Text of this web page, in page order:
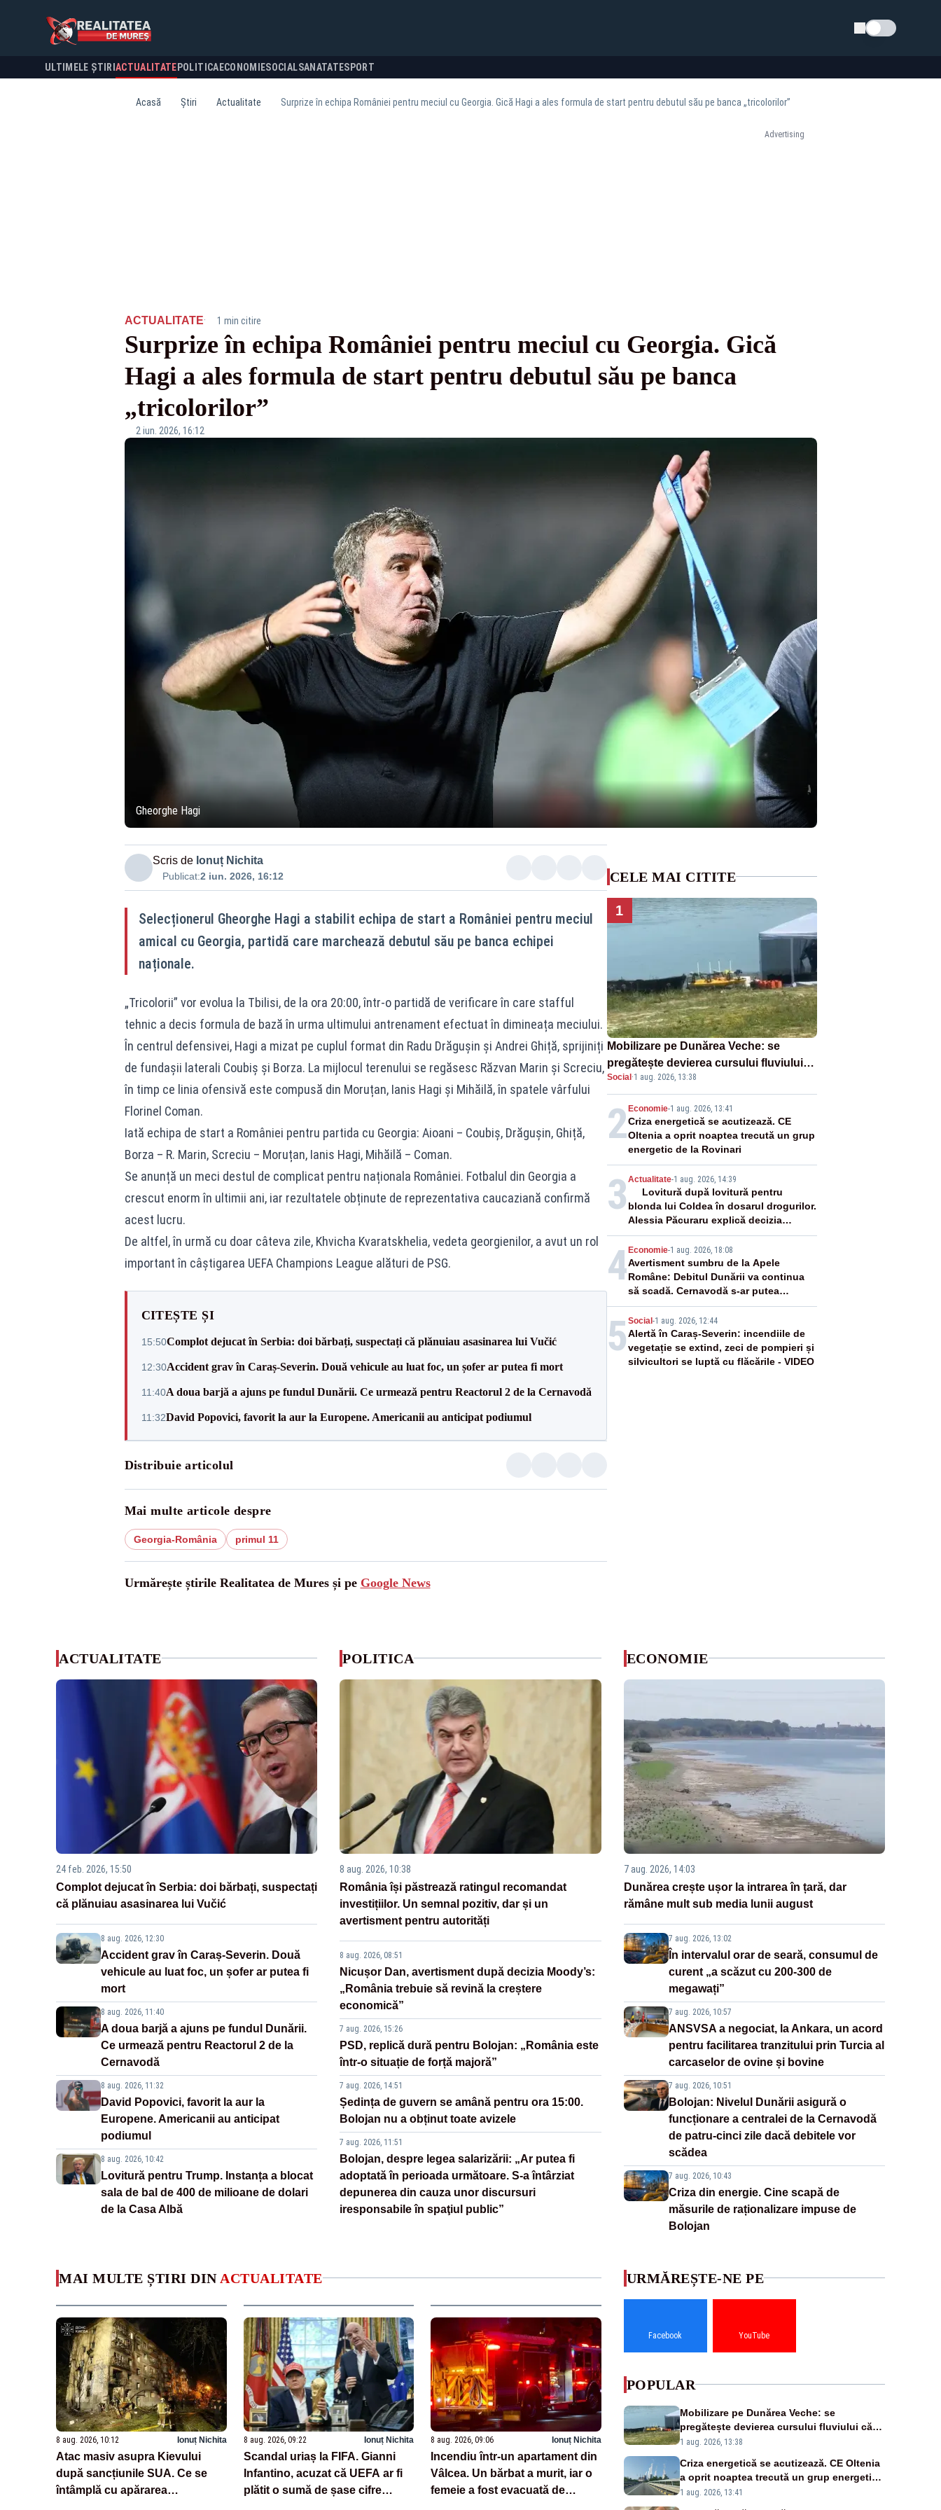
Schimba tema
ULTIMELE ȘTIRI ACTUALITATE POLITICA ECONOMIESOCIALSANATATESPORT
Acasă Știri Actualitate Surprize în echipa României pentru meciul cu Georgia. Gică Hagi a ales formula de start pentru debutul său pe banca „tricolorilor”
Advertising
ACTUALITATE· 1 min citire
Surprize în echipa României pentru meciul cu Georgia. Gică
Hagi a ales formula de start pentru debutul său pe banca
„tricolorilor”
2 iun. 2026, 16:12
Gheorghe Hagi
Scris de Ionuț Nichita
Publicat:2 iun. 2026, 16:12
Selecționerul Gheorghe Hagi a stabilit echipa de start a României pentru meciul
amical cu Georgia, partidă care marchează debutul său pe banca echipei
naționale.
„Tricolorii” vor evolua la Tbilisi, de la ora 20:00, într-o partidă de verificare în care stafful
tehnic a decis formula de bază în urma ultimului antrenament efectuat în dimineața meciului.
În centrul defensivei, Hagi a mizat pe cuplul format din Radu Drăgușin și Andrei Ghiță, sprijiniți
de fundașii laterali Coubiș și Borza. La mijlocul terenului se regăsesc Răzvan Marin și Screciu,
în timp ce linia ofensivă este compusă din Moruțan, Ianis Hagi și Mihăilă, în spatele vârfului
Florinel Coman.
Iată echipa de start a României pentru partida cu Georgia: Aioani – Coubiș, Drăgușin, Ghiță,
Borza – R. Marin, Screciu – Moruțan, Ianis Hagi, Mihăilă – Coman.
Se anunță un meci destul de complicat pentru naționala României. Fotbalul din Georgia a
crescut enorm în ultimii ani, iar rezultatele obținute de reprezentativa caucaziană confirmă
acest lucru.
De altfel, în urmă cu doar câteva zile, Khvicha Kvaratskhelia, vedeta georgienilor, a avut un rol
important în câștigarea UEFA Champions League alături de PSG.
CITEȘTE ȘI
15:50Complot dejucat în Serbia: doi bărbați, suspectați că plănuiau asasinarea lui Vučić
12:30Accident grav în Caraș-Severin. Două vehicule au luat foc, un șofer ar putea fi mort
11:40A doua barjă a ajuns pe fundul Dunării. Ce urmează pentru Reactorul 2 de la Cernavodă
11:32David Popovici, favorit la aur la Europene. Americanii au anticipat podiumul
Distribuie articolul
Mai multe articole despre
Georgia-România primul 11
Urmărește știrile Realitatea de Mures și pe Google News
CELE MAI CITITE
1
Mobilizare pe Dunărea Veche: se
pregătește devierea cursului fluviului
către Cernavodă – VIDEO
Social·1 aug. 2026, 13:38
2Economie-1 aug. 2026, 13:41
Criza energetică se acutizează. CE
Oltenia a oprit noaptea trecută un grup
energetic de la Rovinari
3 Actualitate-1 aug. 2026, 14:39
Lovitură după lovitură pentru
blonda lui Coldea în dosarul drogurilor.
Alessia Păcuraru explică decizia
magistraților
4Economie-1 aug. 2026, 18:08
Avertisment sumbru de la Apele
Române: Debitul Dunării va continua
să scadă. Cernavodă s-ar putea
închide în 4 zile
5 Social-1 aug. 2026, 12:44
Alertă în Caraș-Severin: incendiile de
vegetație se extind, zeci de pompieri și
silvicultori se luptă cu flăcările - VIDEO
ACTUALITATE
24 feb. 2026, 15:50
Complot dejucat în Serbia: doi bărbați, suspectați
că plănuiau asasinarea lui Vučić
8 aug. 2026, 12:30
Accident grav în Caraș-Severin. Două
vehicule au luat foc, un șofer ar putea fi
mort
8 aug. 2026, 11:40
A doua barjă a ajuns pe fundul Dunării.
Ce urmează pentru Reactorul 2 de la
Cernavodă
8 aug. 2026, 11:32
David Popovici, favorit la aur la
Europene. Americanii au anticipat
podiumul
8 aug. 2026, 10:42
Lovitură pentru Trump. Instanța a blocat
sala de bal de 400 de milioane de dolari
de la Casa Albă
POLITICA
8 aug. 2026, 10:38
România își păstrează ratingul recomandat
investițiilor. Un semnal pozitiv, dar și un
avertisment pentru autorități
8 aug. 2026, 08:51
Nicușor Dan, avertisment după decizia Moody’s:
„România trebuie să revină la creștere
economică”
7 aug. 2026, 15:26
PSD, replică dură pentru Bolojan: „România este
într-o situație de forță majoră”
7 aug. 2026, 14:51
Ședința de guvern se amână pentru ora 15:00.
Bolojan nu a obținut toate avizele
7 aug. 2026, 11:51
Bolojan, despre legea salarizării: „Ar putea fi
adoptată în perioada următoare. S-a întârziat
depunerea din cauza unor discursuri
iresponsabile în spaţiul public”
ECONOMIE
7 aug. 2026, 14:03
Dunărea crește ușor la intrarea în țară, dar
rămâne mult sub media lunii august
7 aug. 2026, 13:02
În intervalul orar de seară, consumul de
curent „a scăzut cu 200-300 de
megawați”
7 aug. 2026, 10:57
ANSVSA a negociat, la Ankara, un acord
pentru facilitarea tranzitului prin Turcia al
carcaselor de ovine și bovine
7 aug. 2026, 10:51
Bolojan: Nivelul Dunării asigură o
funcționare a centralei de la Cernavodă
de patru-cinci zile dacă debitele vor
scădea
7 aug. 2026, 10:43
Criza din energie. Cine scapă de
măsurile de raționalizare impuse de
Bolojan
MAI MULTE ȘTIRI DIN ACTUALITATE
8 aug. 2026, 10:12 Ionuț Nichita
Atac masiv asupra Kievului
după sancțiunile SUA. Ce se
întâmplă cu apărarea
8 aug. 2026, 09:22 Ionuț Nichita
Scandal uriaș la FIFA. Gianni
Infantino, acuzat că UEFA ar fi
plătit o sumă de șase cifre
8 aug. 2026, 09:06 Ionuț Nichita
Incendiu într-un apartament din
Vâlcea. Un bărbat a murit, iar o
femeie a fost evacuată de
URMĂREȘTE-NE PE
Facebook YouTube
POPULAR
Mobilizare pe Dunărea Veche: se
pregătește devierea cursului fluviului către
Cernavodă – VIDEO
1 aug. 2026, 13:38
Criza energetică se acutizează. CE Oltenia
a oprit noaptea trecută un grup energetic
de la Rovinari
1 aug. 2026, 13:41